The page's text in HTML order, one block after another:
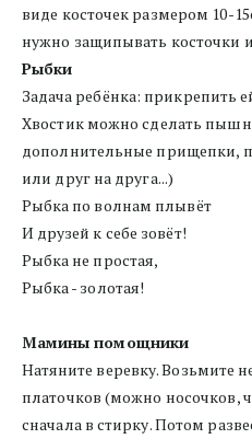
виде косточек размером
нужно защипывать косточки
Рыбки
Задача ребёнка: прикрепить
Хвостик можно сделать
дополнительные прищепки,
или друг на друга...)
Рыбка по волнам плывёт
И друзей к себе зовёт!
Рыбка не простая,
Рыбка - золотая!
Мамины помощники
Натяните веревку. Возьмите
платочков (можно носочков,
сначала в стирку. Потом